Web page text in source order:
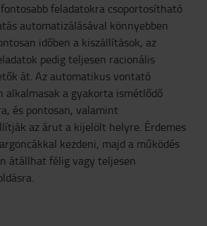
feladatokra csoportosítható
automatizálásával könnyebben
időben a kiszállítások, az
pedig teljesen racionális
át. Az automatikus vontató
alkalmasak a gyakorta ismétlődő
és pontosan, valamint
az árut a kijelölt helyre. Érdemes
kezdeni, majd a működés
átállhat félig vagy teljesen